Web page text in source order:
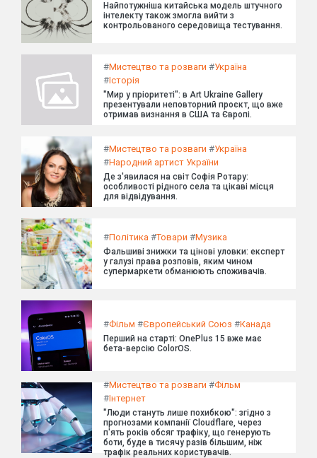
Найпотужніша китайська модель штучного
інтелекту також змогла вийти з
контрольованого середовища тестування.
#Мистецтво та розваги #Україна
#Історія
"Мир у пріоритеті": в Art Ukraine Gallery
презентували неповторний проєкт, що вже
отримав визнання в США та Європі.
#Мистецтво та розваги #Україна
#Народний артист України
Де з'явилася на світ Софія Ротару:
особливості рідного села та цікаві місця
для відвідування.
#Політика #Товари #Музика
Фальшиві знижки та цінові уловки: експерт
у галузі права розповів, яким чином
супермаркети обманюють споживачів.
#Фільм #Європейський Союз #Канада
Перший на старті: OnePlus 15 вже має
бета-версію ColorOS.
#Мистецтво та розваги #Фільм
#Інтернет
"Люди стануть лише похибкою": згідно з
прогнозами компанії Cloudflare, через
п'ять років обсяг трафіку, що генерують
боти, буде в тисячу разів більшим, ніж
трафік реальних користувачів.